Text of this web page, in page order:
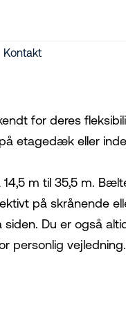
Kontakt
for deres
etagedæk eller
m til 35,5 m.
på skrånende
Du er også
personlig vejledning.